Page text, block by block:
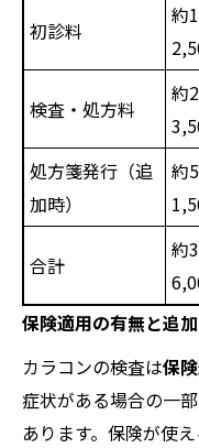
初診料
約
検査・処方料
約
処方箋発行（追
加時）
約
合計
約
保険適用の有無と追
カラコンの検査は保
症状がある場合の一
あります。保険が使